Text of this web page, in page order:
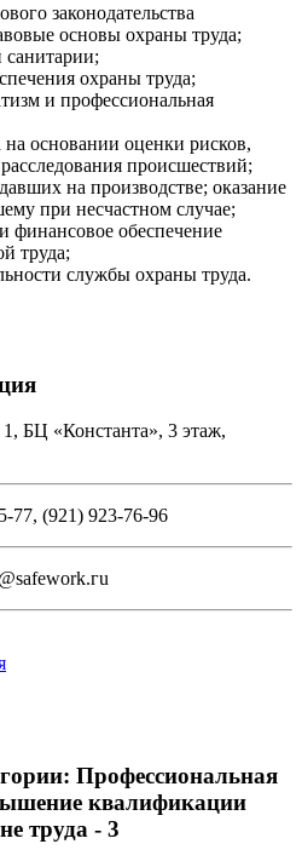
законодательства
основы охраны труда;
санитарии;
охраны труда;
и профессиональная
основании оценки рисков,
происшествий;
на производстве; оказание
при несчастном случае;
финансовое обеспечение
труда;
службы охраны труда.
БЦ «Константа», 3 этаж,
77, (921) 923-76-96
Профессиональная
квалификации
труда - 3